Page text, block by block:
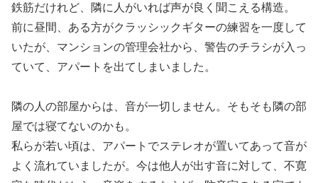
鉄筋だけれど、隣に人がいれば声が良く聞こえる構造。
前に昼間、ある方がクラッシックギターの練習を一度して
いたが、マンションの管理会社から、警告のチラシが入っ
ていて、アパートを出てしまいました。
隣の人の部屋からは、音が一切しません。そもそも隣の部
屋では寝てないのかも。
私らが若い頃は、アパートでステレオが置いてあって音が
よく流れていましたが。今は他人が出す音に対して、不寛